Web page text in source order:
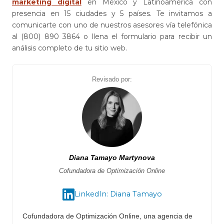
presencia en 15 ciudades y 5 países. Te invitamos a
comunicarte con uno de nuestros asesores vía telefónica
al (800) 890 3864 o llena el formulario para recibir un
análisis completo de tu sitio web.
Revisado por:
Diana Tamayo Martynova
Cofundadora de Optimización Online
LinkedIn: Diana Tamayo
Cofundadora de Optimización Online, una agencia de